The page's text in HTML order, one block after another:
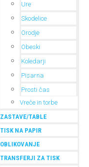
Ure
Skodelice
Orodje
Obeski
Koledarji
Pisarna
Prosti čas
Vreče in torbe
ZASTAVE/TABLE
TISK NA PAPIR
OBLIKOVANJE
TRANSFERJI ZA TISK